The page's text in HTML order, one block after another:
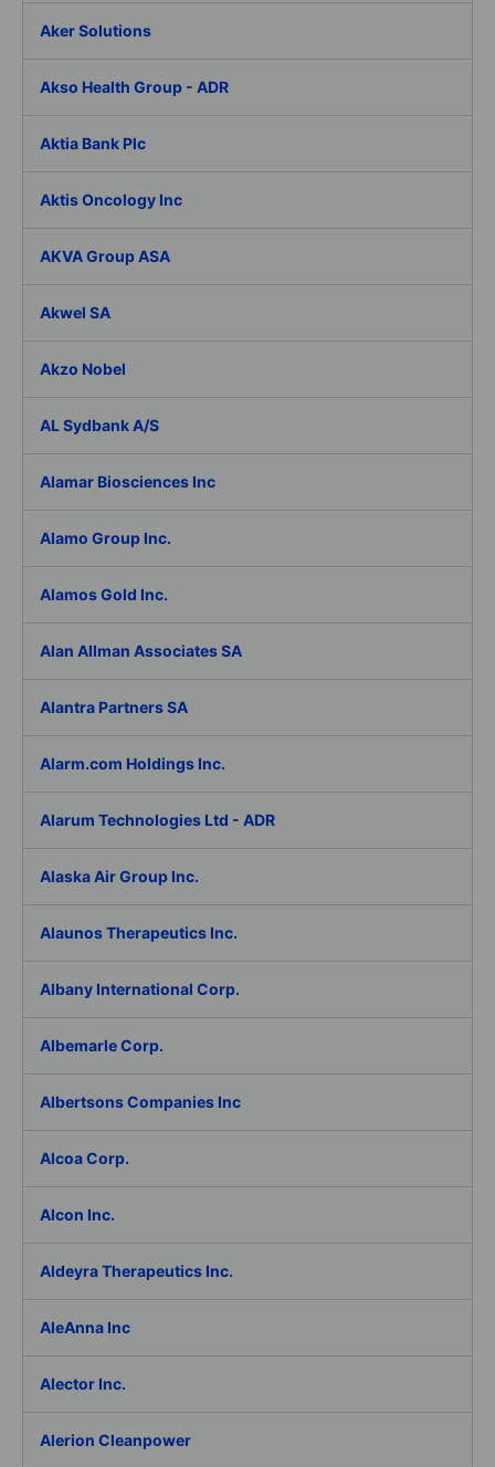
Aker Solutions
Akso Health Group - ADR
Aktia Bank Plc
Aktis Oncology Inc
AKVA Group ASA
Akwel SA
Akzo Nobel
AL Sydbank A/S
Alamar Biosciences Inc
Alamo Group Inc.
Alamos Gold Inc.
Alan Allman Associates SA
Alantra Partners SA
Alarm.com Holdings Inc.
Alarum Technologies Ltd - ADR
Alaska Air Group Inc.
Alaunos Therapeutics Inc.
Albany International Corp.
Albemarle Corp.
Albertsons Companies Inc
Alcoa Corp.
Alcon Inc.
Aldeyra Therapeutics Inc.
AleAnna Inc
Alector Inc.
Alerion Cleanpower